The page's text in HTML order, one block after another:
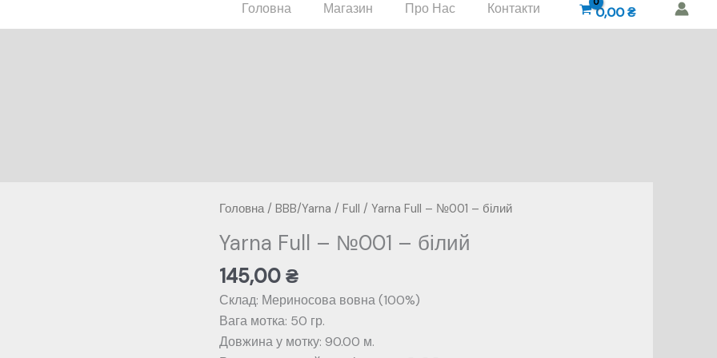
Головна Магазин Про Нас Контакти 0,00₴
Головна/ BBB/Yarna / Full / Yarna Full – №001 – білий
Yarna Full – №001 – білий
145,00₴
Склад: Мериносова вовна (100%)
Вага мотка: 50 гр.
Довжина у мотку: 90.00 м.